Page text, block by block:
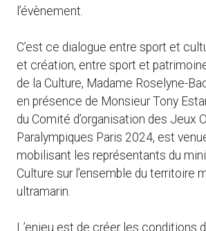
l’évènement.
C’est ce dialogue entre sport et
et création, entre sport et
de la Culture, Madame Roselyne-
en présence de Monsieur Tony
du Comité d’organisation des Jeux
Paralympiques Paris 2024, est
mobilisant les représentants du
Culture sur l’ensemble du territoire
ultramarin.
L’enjeu est de créer les conditions